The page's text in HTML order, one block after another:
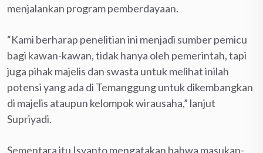
menjalankan program pemberdayaan.
“Kami berharap penelitian ini menjadi sumber pemicu
bagi kawan-kawan, tidak hanya oleh pemerintah, tapi
juga pihak majelis dan swasta untuk melihat inilah
potensi yang ada di Temanggung untuk dikembangkan
di majelis ataupun kelompok wirausaha,” lanjut
Supriyadi.
Sementara itu Isyanto mengatakan bahwa masukan-